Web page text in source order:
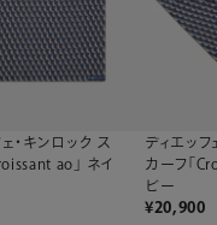
・キンロック ス
ao」 ネイ
ディエッフ
カーフ「
ビー
¥20,900